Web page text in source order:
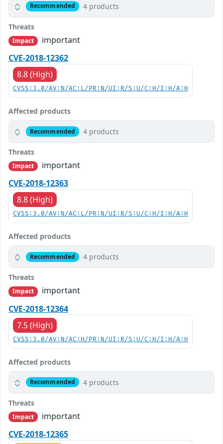
Recommended 4 products
Threats
Impact
important
CVE-2018-12362
8.8 (High)
CVSS:3.0/AV:N/AC:L/PR:N/UI:R/S:U/C:H/I:H/A:H
Affected products
Recommended 4 products
Threats
Impact
important
CVE-2018-12363
8.8 (High)
CVSS:3.0/AV:N/AC:L/PR:N/UI:R/S:U/C:H/I:H/A:H
Affected products
Recommended 4 products
Threats
Impact
important
CVE-2018-12364
7.5 (High)
CVSS:3.0/AV:N/AC:H/PR:N/UI:R/S:U/C:H/I:H/A:H
Affected products
Recommended 4 products
Threats
Impact
important
CVE-2018-12365